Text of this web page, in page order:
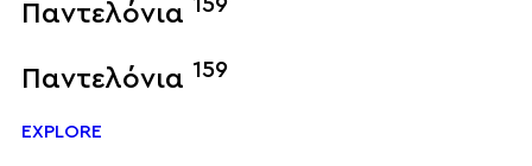
Παντελόνια
Παντελόνια 159
EXPLORE